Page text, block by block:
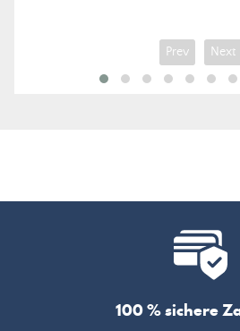
Prev Next
100 % sichere